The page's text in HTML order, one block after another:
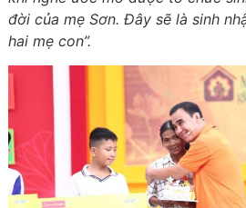
đời của mẹ Sơn. Đây sẽ là sinh
hai mẹ con”.